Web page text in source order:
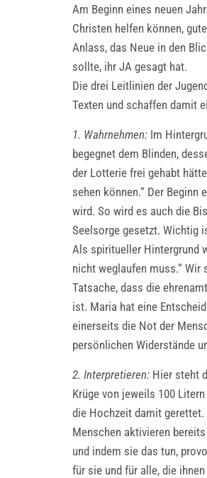
Am Beginn eines neuen
Christen helfen können,
Anlass, das Neue in den
sollte, ihr JA gesagt hat.
Die drei Leitlinien der
Texten und schaffen damit
1. Wahrnehmen: Im
begegnet dem Blinden,
der Lotterie frei gehabt
sehen können.“ Der
wird. So wird es auch die
Seelsorge gesetzt. Wichtig
Als spiritueller Hintergrund
nicht weglaufen muss.“
Tatsache, dass die
ist. Maria hat eine
einerseits die Not der
persönlichen Widerstände
2. Interpretieren: Hier steht
Krüge von jeweils 100
die Hochzeit damit gerettet.
Menschen aktivieren
und indem sie das tun,
für sie und für alle, die